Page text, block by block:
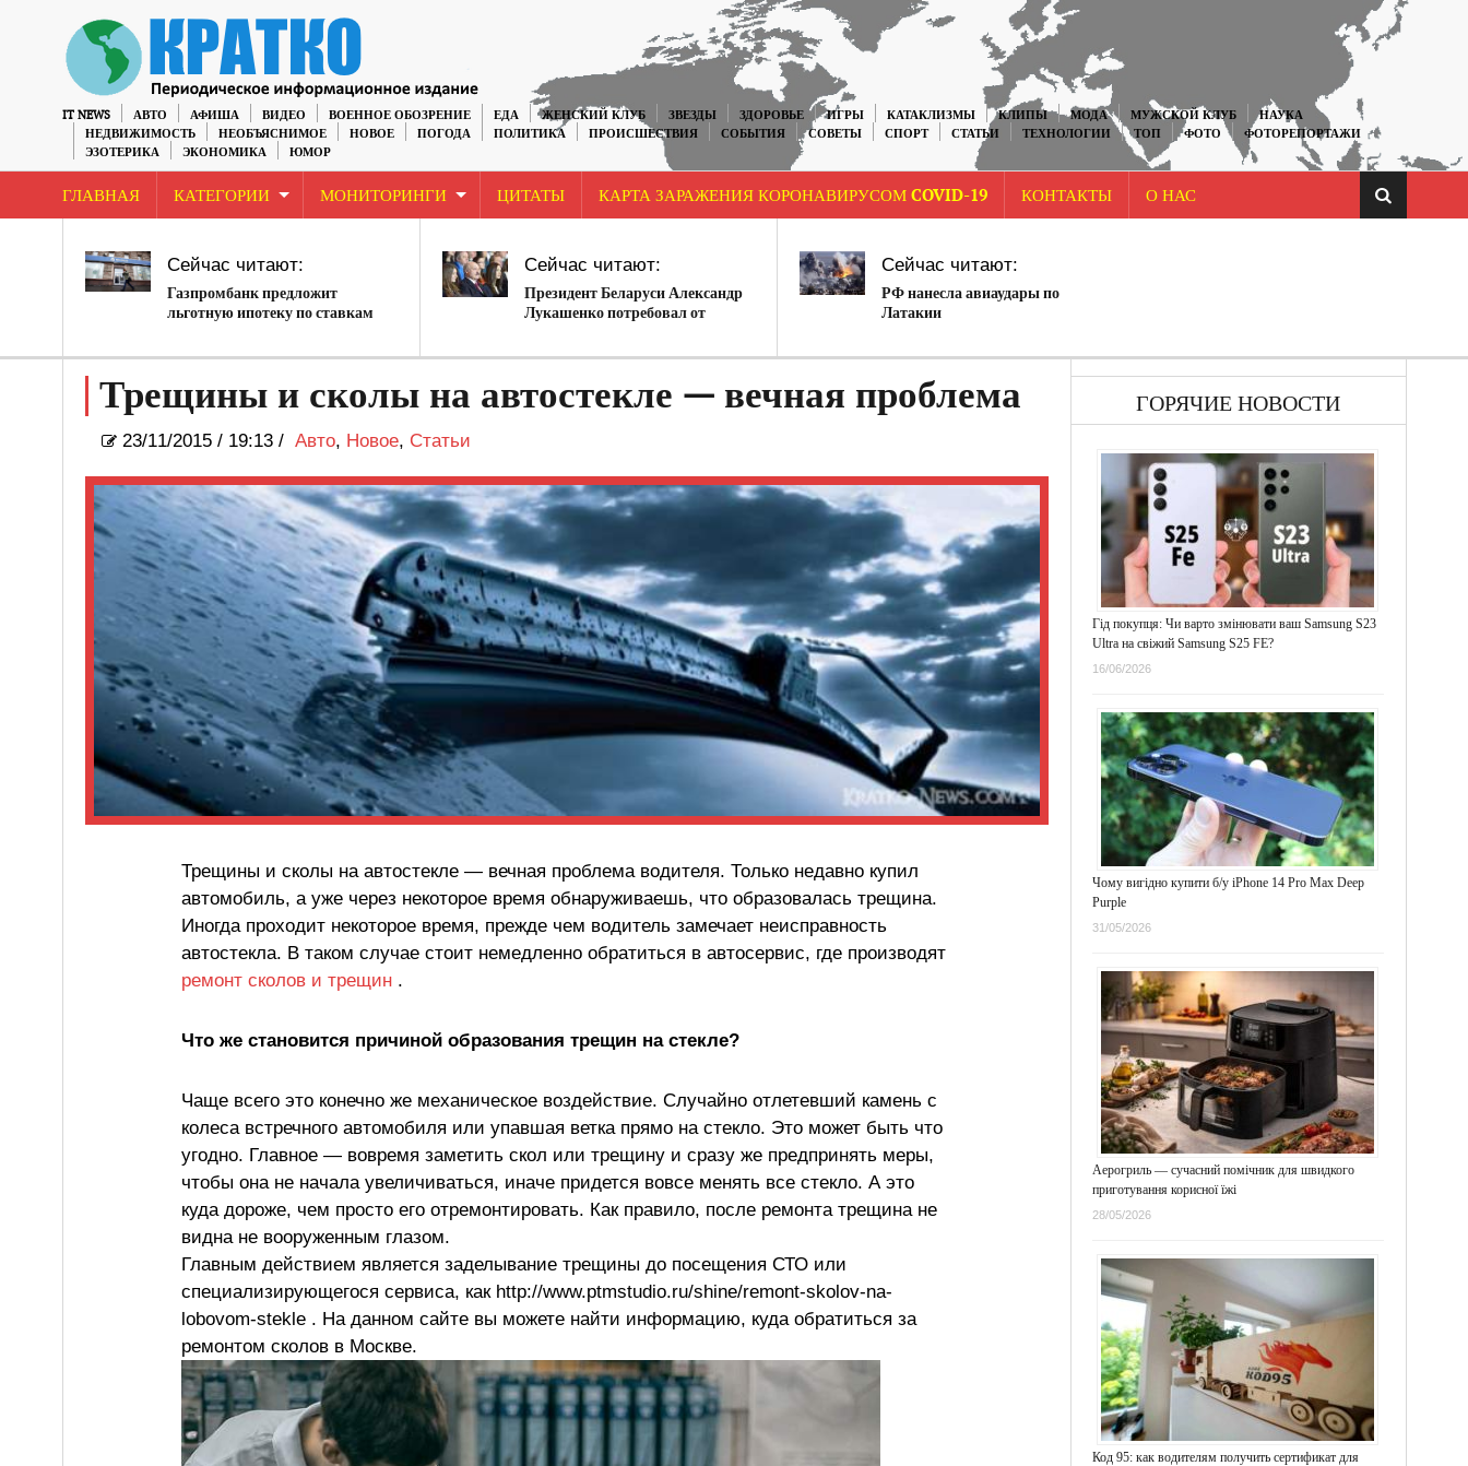
IT NEWS АВТО АФИША ВИДЕО ВОЕННОЕ ОБОЗРЕНИЕ ЕДА ЖЕНСКИЙ КЛУБ ЗВЕЗДЫ ЗДОРОВЬЕ ИГРЫ КАТАКЛИЗМЫ КЛИПЫ МОДА МУЖСКОЙ КЛУБ
НАУКА
НЕДВИЖИМОСТЬ
НЕОБЪЯСНИМОЕ НОВОЕ ПОГОДА ПОЛИТИКА ПРОИСШЕСТВИЯ СОБЫТИЯ СОВЕТЫ СПОРТ СТАТЬИ ТЕХНОЛОГИИ ТОП ФОТО
ФОТОРЕПОРТАЖИ
ЭЗОТЕРИКА
ЭКОНОМИКА ЮМОР
ГЛАВНАЯ КАТЕГОРИИ МОНИТОРИНГИ ЦИТАТЫ КАРТА ЗАРАЖЕНИЯ КОРОНАВИРУСОМ COVID-19 КОНТАКТЫ О НАС
Сейчас читают:
Газпромбанк предложит
льготную ипотеку по ставкам
Сейчас читают:
Президент Беларуси Александр
Лукашенко потребовал от
Сейчас читают:
РФ нанесла авиаудары по
Латакии
Трещины и сколы на автостекле — вечная проблема
23/11/2015/ 19:13 / Авто, Новое, Статьи
Трещины и сколы на автостекле — вечная проблема водителя. Только недавно купил
автомобиль, а уже через некоторое время обнаруживаешь, что образовалась трещина.
Иногда проходит некоторое время, прежде чем водитель замечает неисправность
автостекла. В таком случае стоит немедленно обратиться в автосервис, где производят
ремонт сколов и трещин.
Что же становится причиной образования трещин на стекле?
Чаще всего это конечно же механическое воздействие. Случайно отлетевший камень с
колеса встречного автомобиля или упавшая ветка прямо на стекло. Это может быть что
угодно. Главное — вовремя заметить скол или трещину и сразу же предпринять меры,
чтобы она не начала увеличиваться, иначе придется вовсе менять все стекло. А это
куда дороже, чем просто его отремонтировать. Как правило, после ремонта трещина не
видна не вооруженным глазом.
Главным действием является заделывание трещины до посещения СТО или
специализирующегося сервиса, как http://www.ptmstudio.ru/shine/remont-skolov-na-
lobovom-stekle . На данном сайте вы можете найти информацию, куда обратиться за
ремонтом сколов в Москве.
ГОРЯЧИЕ НОВОСТИ
Гід покупця: Чи варто змінювати ваш Samsung S23
Ultra на свіжий Samsung S25 FE?
16/06/2026
Чому вигідно купити б/у iPhone 14 Pro Max Deep
Purple
31/05/2026
Аерогриль — сучасний помічник для швидкого
приготування корисної їжі
28/05/2026
Код 95: как водителям получить сертификат для